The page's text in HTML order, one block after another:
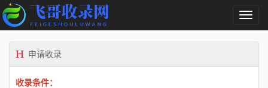
切
换
导
申请收录
收录条件：